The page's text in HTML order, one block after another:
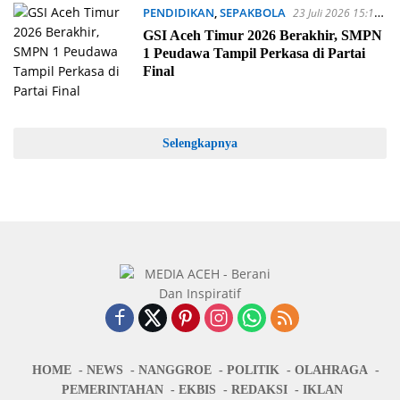
PENDIDIKAN,SEPAKBOLA 23 Juli 2026 15:12
WIB
GSI Aceh Timur 2026 Berakhir, SMPN
1 Peudawa Tampil Perkasa di Partai
Final
Selengkapnya
HOME NEWS NANGGROE POLITIK
OLAHRAGA
PEMERINTAHAN
EKBIS REDAKSI IKLAN